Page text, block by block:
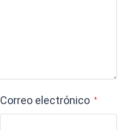
Correo electrónico *